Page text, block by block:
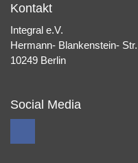
Kontakt
Integral e.V.
Hermann- Blankenstein-
10249 Berlin
Social Media